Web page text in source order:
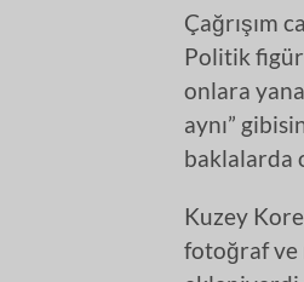
Çağrışım
Politik figür
onlara
aynı”
baklalarda
Kuzey
fotoğraf ve